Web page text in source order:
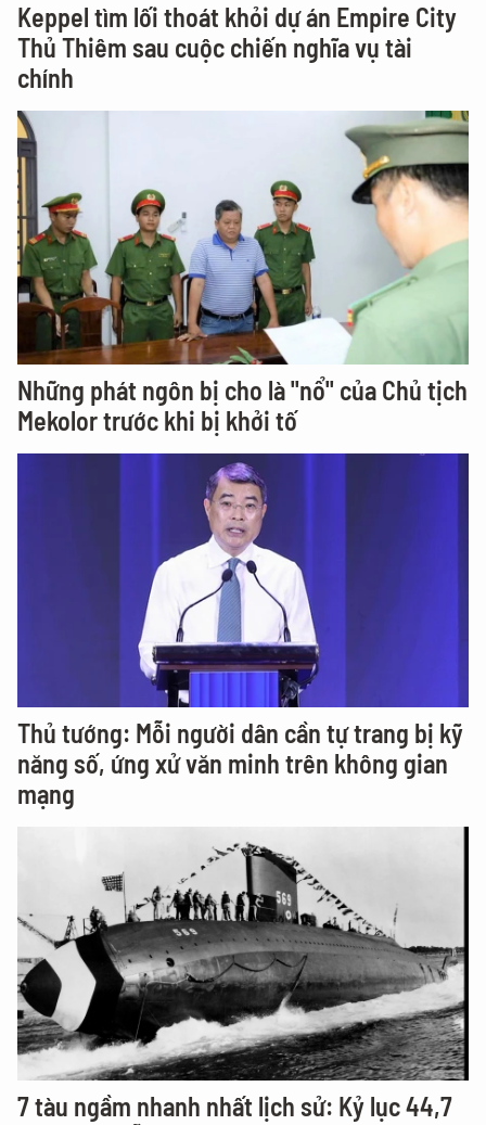
Keppel tìm lối thoát khỏi dự án Empire City
Thủ Thiêm sau cuộc chiến nghĩa vụ tài
chính
Những phát ngôn bị cho là "nổ" của Chủ tịch
Mekolor trước khi bị khởi tố
Thủ tướng: Mỗi người dân cần tự trang bị kỹ
năng số, ứng xử văn minh trên không gian
mạng
7 tàu ngầm nhanh nhất lịch sử: Kỷ lục 44,7